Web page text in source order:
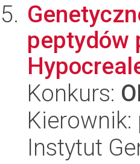
peptydów
Konkurs:
Kierownik:
Instytut